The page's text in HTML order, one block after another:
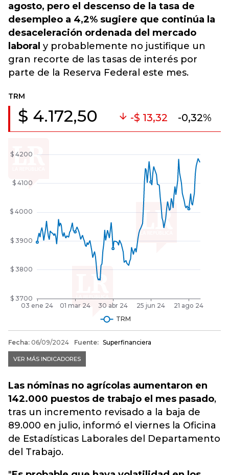
agosto, pero el descenso de la tasa de
desempleo a 4,2% sugiere que continúa la
desaceleración ordenada del mercado
laboral y probablemente no justifique un
gran recorte de las tasas de interés por
parte de la Reserva Federal este mes.
Las nóminas no agrícolas aumentaron en
142.000 puestos de trabajo el mes pasado,
tras un incremento revisado a la baja de
89.000 en julio, informó el viernes la Oficina
de Estadísticas Laborales del Departamento
del Trabajo.